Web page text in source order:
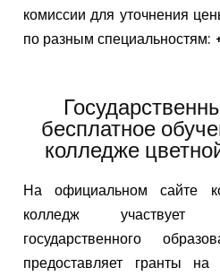
комиссии для уточнения
по разным
бесплатное
колледже
На официальном сайте
колледж участвует
государственного
предоставляет гранты на